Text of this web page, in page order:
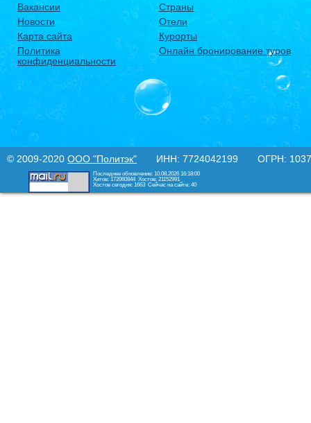
Вакансии
Новости
Карта сайта
Политика
конфиденциальности
Страны
Отели
Курорты
Онлайн бронирование туров
© 2009-2020 ООО "Политэк" ИНН: 7724042199 ОГРН:
Последнее обновление: 10.08.2026 16:18:00
Хитов: 172060844 Хостов: 21152991
Хостов сегодня: 1663 Сейчас на сайте: 40